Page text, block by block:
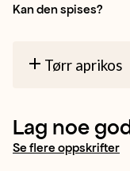
Kan den spises?
Tørr aprikos
Lag noe
Se flere oppskrifter